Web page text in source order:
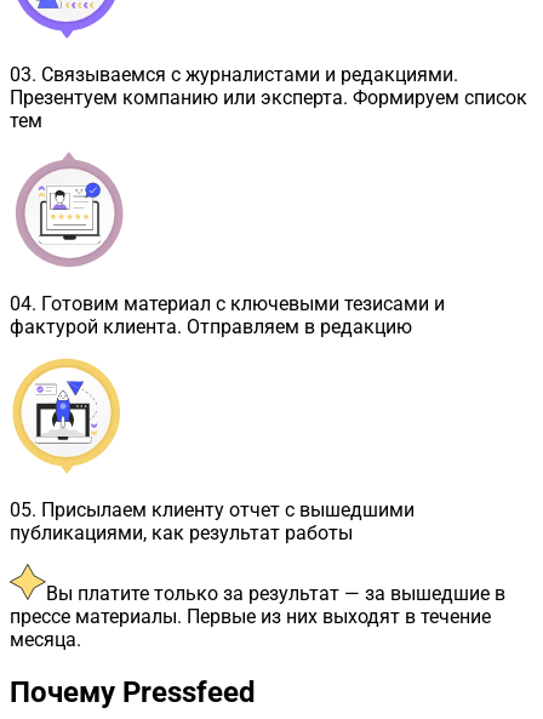
03. Связываемся с журналистами и редакциями.
Презентуем компанию или эксперта. Формируем список
тем
04. Готовим материал с ключевыми тезисами и
фактурой клиента. Отправляем в редакцию
05. Присылаем клиенту отчет с вышедшими
публикациями, как результат работы
Вы платите только за результат — за вышедшие в
прессе материалы. Первые из них выходят в течение
месяца.
Почему Pressfeed